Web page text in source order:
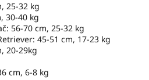
25-32 kg
30-40 kg
56-70 cm, 25-32 kg
45-51 cm, 17-23 kg
20-29kg
cm, 6-8 kg